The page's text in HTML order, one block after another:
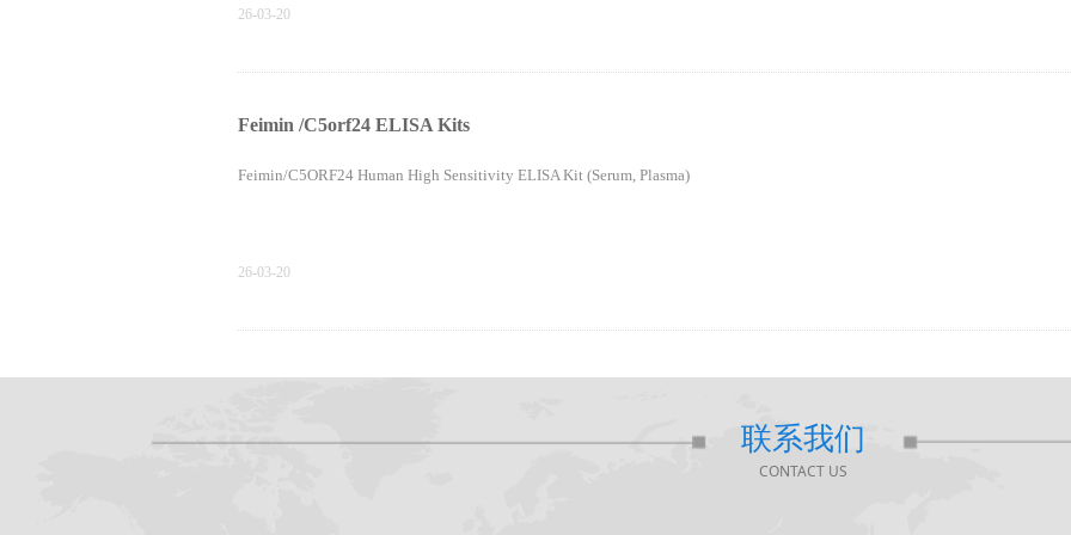
26-03-20
Feimin /C5orf24 ELISA Kits
Feimin/C5ORF24 Human High Sensitivity ELISA Kit (Serum, Plasma)
26-03-20
Ultrasensitivity BDNF ELISA Kit
联系我们
CONTACT US